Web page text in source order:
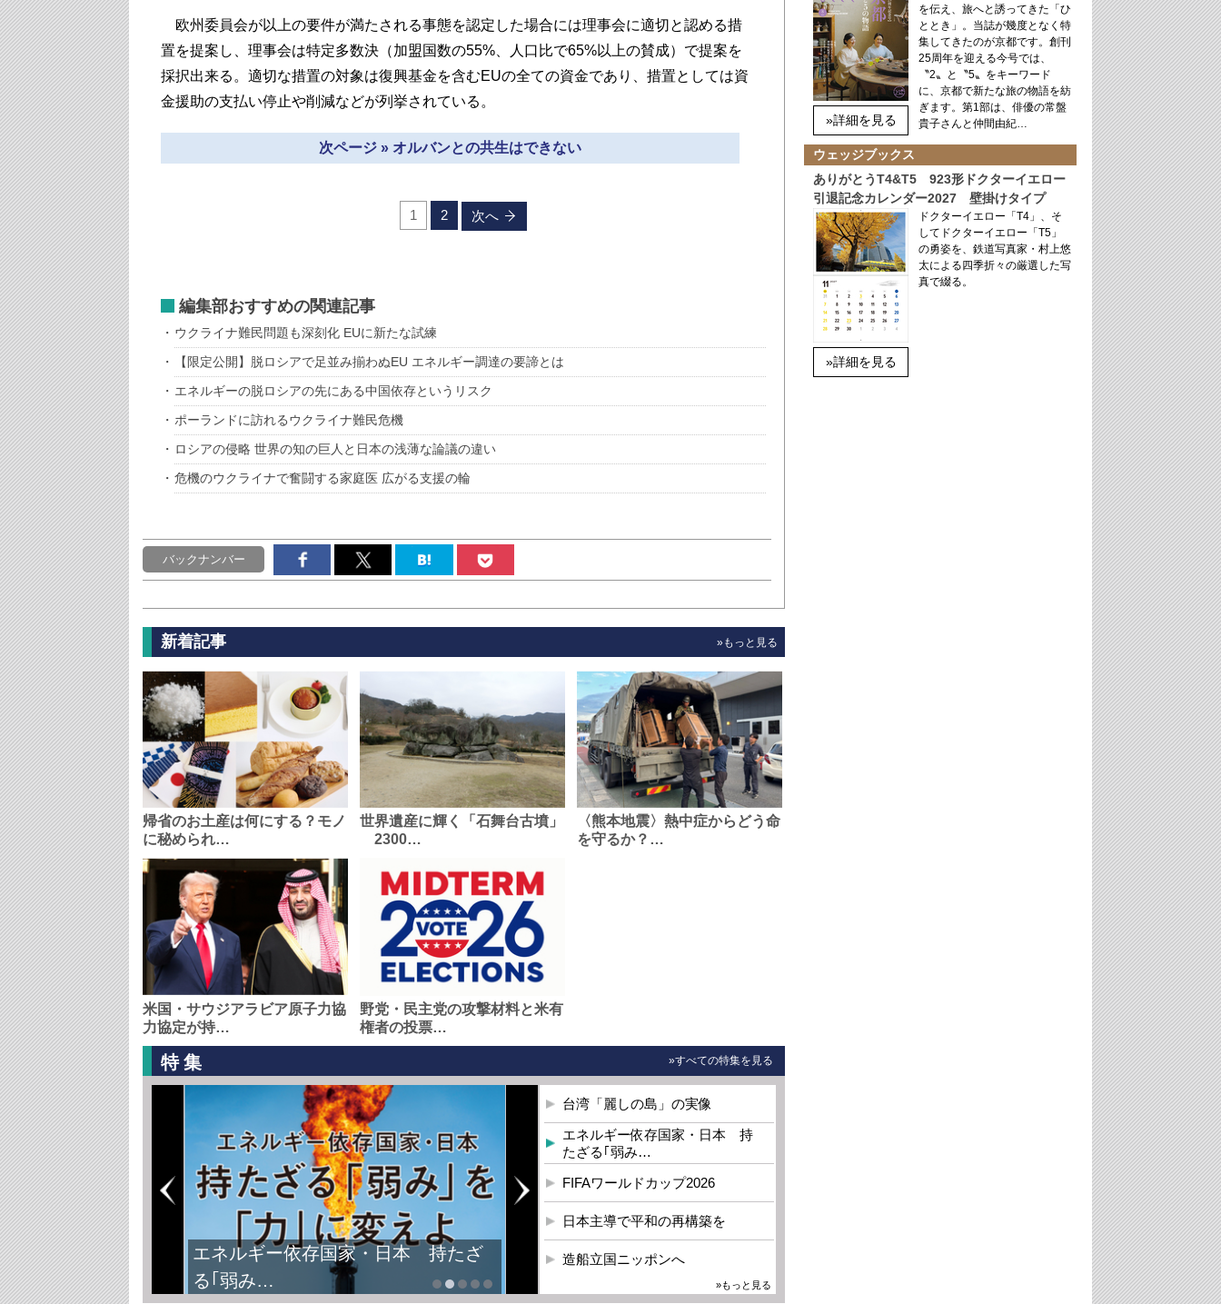
欧州委員会が以上の要件が満たされる事態を認定した場合には理事会に適切と認める措
置を提案し、理事会は特定多数決（加盟国数の55%、人口比で65%以上の賛成）で提案を
採択出来る。適切な措置の対象は復興基金を含むEUの全ての資金であり、措置としては資
金援助の支払い停止や削減などが列挙されている。
次ページ » オルバンとの共生はできない
1 2 次へ
編集部おすすめの関連記事
ウクライナ難民問題も深刻化 EUに新たな試練
【限定公開】脱ロシアで足並み揃わぬEU エネルギー調達の要諦とは
エネルギーの脱ロシアの先にある中国依存というリスク
ポーランドに訪れるウクライナ難民危機
ロシアの侵略 世界の知の巨人と日本の浅薄な論議の違い
危機のウクライナで奮闘する家庭医 広がる支援の輪
バックナンバー
新着記事 »もっと見る
帰省のお土産は何にする？モノ
に秘められ…
世界遺産に輝く「石舞台古墳」
2300…
〈熊本地震〉熱中症からどう命
を守るか？…
米国・サウジアラビア原子力協
力協定が持…
野党・民主党の攻撃材料と米有
権者の投票…
特集 »すべての特集を見る
エネルギー依存国家・日本 持たざ
る｢弱み…
台湾「麗しの島」の実像
エネルギー依存国家・日本 持
たざる｢弱み…
FIFAワールドカップ2026
日本主導で平和の再構築を
造船立国ニッポンへ
»もっと見る
»詳細を見る
を伝え、旅へと誘ってきた「ひ
ととき」。当誌が幾度となく特
集してきたのが京都です。創刊
25周年を迎える今号では、
〝2〟と〝5〟をキーワード
に、京都で新たな旅の物語を紡
ぎます。第1部は、俳優の常盤
貴子さんと仲間由紀…
ウェッジブックス
ありがとうT4&T5 923形ドクターイエロー
引退記念カレンダー2027 壁掛けタイプ
»詳細を見る
ドクターイエロー「T4」、そ
してドクターイエロー「T5」
の勇姿を、鉄道写真家・村上悠
太による四季折々の厳選した写
真で綴る。